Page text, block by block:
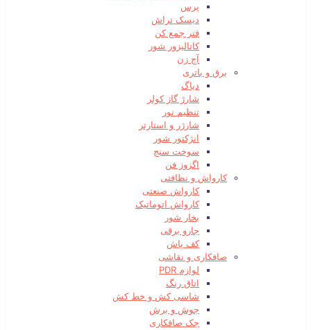
پرس
دیسک تراش
فنر جمع کن
کاتالیزور شور
آج زن
برق و باتری
دیاگ
شارژ گاز کولر
تنظیم نور
شارژر و استارتر
انژکتور شور
سوخت سنج
اگزوز فن
کارواش و نظافتی
کارواش صنعتی
کارواش اتوماتیک
بخار شور
جارو برقی
کف پاش
صافکاری و نقاشی
لوازم PDR
اتاق رنگ
شاسی کش و خط کش
جوش و برش
جک صافکاری